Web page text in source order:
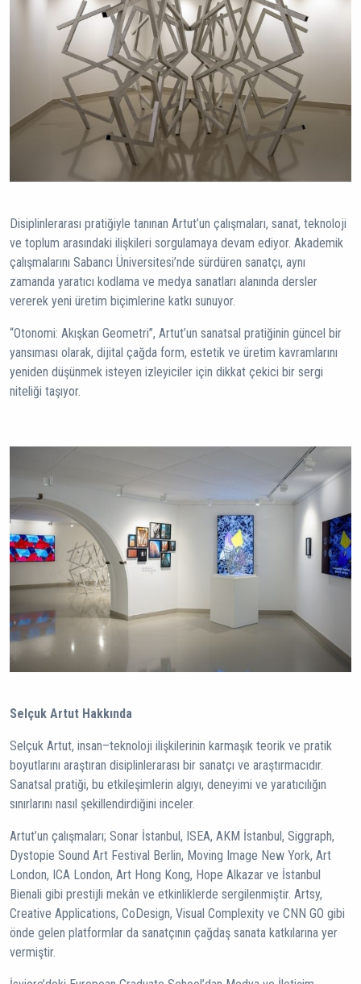
Disiplinlerarası pratiğiyle tanınan Artut’un çalışmaları, sanat, teknoloji
ve toplum arasındaki ilişkileri sorgulamaya devam ediyor. Akademik
çalışmalarını Sabancı Üniversitesi’nde sürdüren sanatçı, aynı
zamanda yaratıcı kodlama ve medya sanatları alanında dersler
vererek yeni üretim biçimlerine katkı sunuyor.
“Otonomi: Akışkan Geometri”, Artut’un sanatsal pratiğinin güncel bir
yansıması olarak, dijital çağda form, estetik ve üretim kavramlarını
yeniden düşünmek isteyen izleyiciler için dikkat çekici bir sergi
niteliği taşıyor.
Selçuk Artut Hakkında
Selçuk Artut, insan–teknoloji ilişkilerinin karmaşık teorik ve pratik
boyutlarını araştıran disiplinlerarası bir sanatçı ve araştırmacıdır.
Sanatsal pratiği, bu etkileşimlerin algıyı, deneyimi ve yaratıcılığın
sınırlarını nasıl şekillendirdiğini inceler.
Artut’un çalışmaları; Sonar İstanbul, ISEA, AKM İstanbul, Siggraph,
Dystopie Sound Art Festival Berlin, Moving Image New York, Art
London, ICA London, Art Hong Kong, Hope Alkazar ve İstanbul
Bienali gibi prestijli mekân ve etkinliklerde sergilenmiştir. Artsy,
Creative Applications, CoDesign, Visual Complexity ve CNN GO gibi
önde gelen platformlar da sanatçının çağdaş sanata katkılarına yer
vermiştir.